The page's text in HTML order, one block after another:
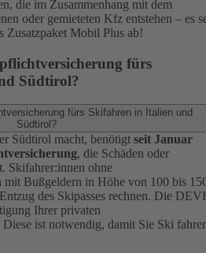
die im Zusammenhang mit dem
oder gemieteten Kfz entstehen – es
Zusatzpaket Mobil Plus ab!
fürs
Südtirol?
fürs Skifahren in Italien und
Südtirol?
Südtirol macht, benötigt seit Januar
, die Schäden oder
Skifahrer:innen ohne
mit Bußgeldern in Höhe von 100 bis
des Skipasses rechnen. Die
Ihrer privaten
ist notwendig, damit Sie Ski